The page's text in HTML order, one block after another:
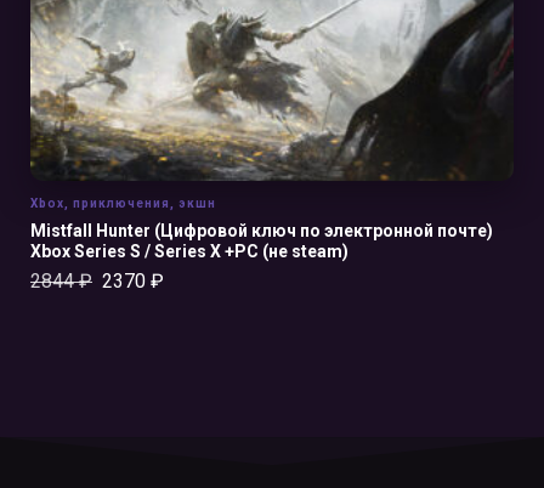
Mistfall Hunter (Цифровой ключ по электронной почте)
Xbox Series S / Series X +PC (не steam)
2844₽ 2370 ₽
Xbox, приключения, экшн